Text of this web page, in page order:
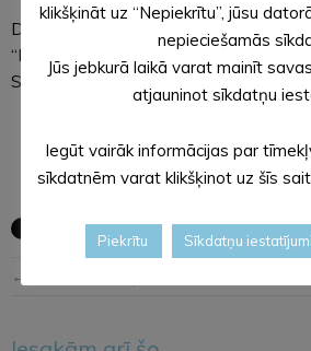
Darbus Pleskavas ielas 1. kārtā veic
“Projekts EAE” izstrādātā projekta,
SIA “Būvuzraugi LV”.
Alūksnes novada
← Iepriekšējā ziņa
klikšķināt uz “Nepiekrītu”, jūsu
nepieciešamās
Jūs jebkurā laikā varat mainīt
atjauninot sīkdatņu
Iegūt vairāk informācijas par
sīkdatnēm varat klikšķinot uz šīs
Piekrītu Sīkdatņu iestatījumi